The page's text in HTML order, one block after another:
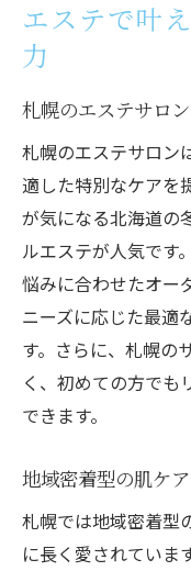
エステで叶
力
札幌のエステサロ
札幌のエステサロン
適した特別なケアを
が気になる北海道の
ルエステが人気です
悩みに合わせたオー
ニーズに応じた最適
す。さらに、札幌の
く、初めての方でも
できます。
地域密着型の肌ケ
札幌では地域密着型
に長く愛されていま